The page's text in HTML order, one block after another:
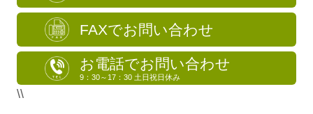
FAXでお問い合わせ
お電話でお問い合わせ
9：30～17：30 土日祝日休み
\\